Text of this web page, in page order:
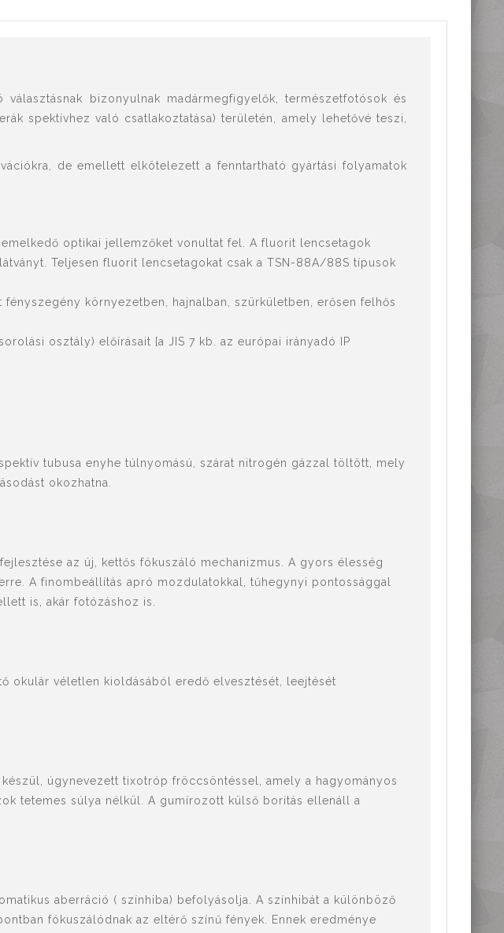
bizonyulnak madármegfigyelők, természetfotósok és
spektívhez való csatlakoztatása) területén, amely lehetővé teszi,
de emellett elkötelezett a fenntartható gyártási folyamatok
optikai jellemzőket vonultat fel. A fluorit lencsetagok
Teljesen fluorit lencsetagokat csak a TSN-88A/88S típusok
környezetben, hajnalban, szürkületben, erősen felhős
osztály) előírásait [a JIS 7 kb. az európai irányadó IP
tubusa enyhe túlnyomású, szárat nitrogén gázzal töltött, mely
okozhatna.
az új, kettős fókuszáló mechanizmus. A gyors élesség
A finombeállítás apró mozdulatokkal, tűhegynyi pontossággal
is, akár fotózáshoz is.
okulár véletlen kioldásából eredő elvesztését, leejtését
úgynevezett tixotróp fröccsöntéssel, amely a hagyományos
tetemes súlya nélkül. A gumírozott külső borítás ellenáll a
aberráció ( színhiba) befolyásolja. A színhibát a különböző
fókuszálódnak az eltérő színű fények. Ennek eredménye